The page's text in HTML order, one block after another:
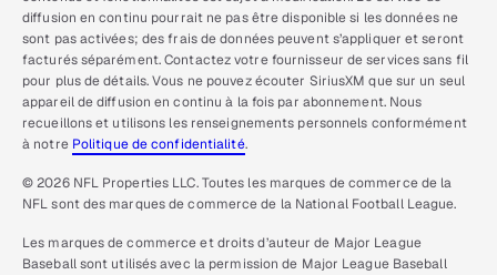
diffusion en continu pourrait ne pas être disponible si les données ne
sont pas activées; des frais de données peuvent s’appliquer et seront
facturés séparément. Contactez votre fournisseur de services sans fil
pour plus de détails. Vous ne pouvez écouter SiriusXM que sur un seul
appareil de diffusion en continu à la fois par abonnement. Nous
recueillons et utilisons les renseignements personnels conformément
à notre Politique de confidentialité.
© 2026 NFL Properties LLC. Toutes les marques de commerce de la
NFL sont des marques de commerce de la National Football League.
Les marques de commerce et droits d’auteur de Major League
Baseball sont utilisés avec la permission de Major League Baseball